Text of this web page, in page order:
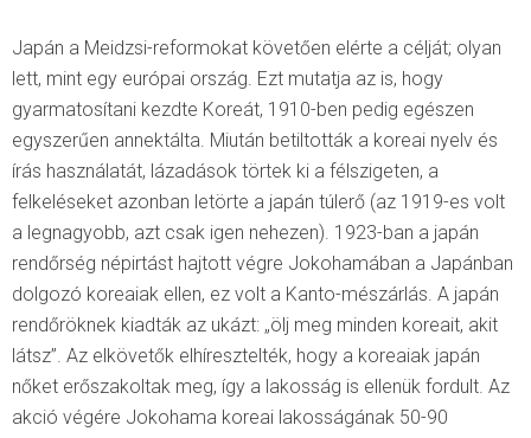
Japán a Meidzsi-reformokat követően elérte a célját; olyan
lett, mint egy európai ország. Ezt mutatja az is, hogy
gyarmatosítani kezdte Koreát, 1910-ben pedig egészen
egyszerűen annektálta. Miután betiltották a koreai nyelv és
írás használatát, lázadások törtek ki a félszigeten, a
felkeléseket azonban letörte a japán túlerő (az 1919-es volt
a legnagyobb, azt csak igen nehezen). 1923-ban a japán
rendőrség népirtást hajtott végre Jokohamában a Japánban
dolgozó koreaiak ellen, ez volt a Kanto-mészárlás. A japán
rendőröknek kiadták az ukázt: „ölj meg minden koreait, akit
látsz”. Az elkövetők elhíresztelték, hogy a koreaiak japán
nőket erőszakoltak meg, így a lakosság is ellenük fordult. Az
akció végére Jokohama koreai lakosságának 50-90